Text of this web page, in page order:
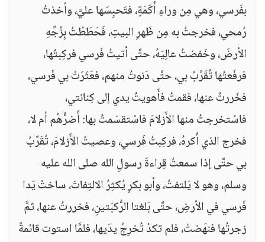
بفَرسي، وهي مِن وراءِ أَكَمَةٍ، فتَحبِسَها عليَّ، وأخذتُ
رُمحي، فخرجتُ به مِن ظَهرِ البيتِ، فَحَطَطْتُ بِزُجِّهِ
الأرضَ، وخَفضتُ عالِيَهُ، حتَّى أتيتُ فَرسي فركِبتُها،
فرفَعتُها تُقَرِّبُ بي، حتَّى دَنوتُ منهم، فعَثَرَتْ بي فَرسي،
فخَررتُ عنها، فقمتُ فأَهويتُ يدي إلى كِنانتي،
فاسْتخرجتُ منها الأَزلامَ فاسْتقسَمتُ بها: أَضرُّهُم أم لا،
فخرج الذي أَكرهُ، فركِبتُ فَرسي، وعصيتُ الأَزلامَ، تُقَرِّبُ
بي حتَّى إذا سمعتُ قِراءةَ رسولِ الله صلى الله عليه
وسلم، وهو لا يَلتفتُ، وأبو بكرٍ يُكثِرُ الالتِفاتَ، ساختْ يَدا
فَرسي في الأرضِ، حتَّى بَلغتا الرُّكبَتينِ، فخررتُ عنها، ثمَّ
زجرتُها فنهَضتْ، فلم تكدْ تُخرِجُ يدَيها، فلمَّا استوت قائمةً